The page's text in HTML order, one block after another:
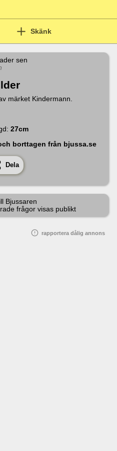
Skänk
sen
märket Kindermann.
27cm
borttagen från bjussa.se
Dela
Bjussaren
frågor visas publikt
rapportera dålig annons